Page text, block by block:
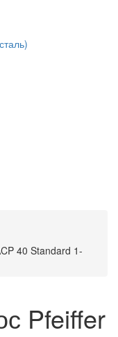
40 Standard 1-
Pfeiffer